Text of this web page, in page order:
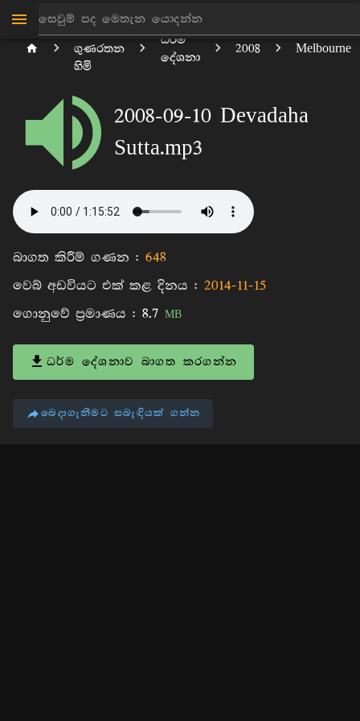
ගුණරතන
හිමි
ධර්ම
දේශනා
2008 Melbourne
2008-09-10 Devadaha
Sutta.mp3
බාගත කිරීම් ගණන : 648
වෙබ් අඩවියට එක් කළ දිනය : 2014-11-15
ගොනුවේ ප්‍රමාණය : 8.7 MB
ධර්ම දේශනාව බාගත කරගන්න
බෙදාගැනීමට සබැඳියක් ගන්න